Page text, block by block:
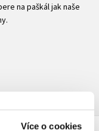
Více o cookies
na paškál jak naše